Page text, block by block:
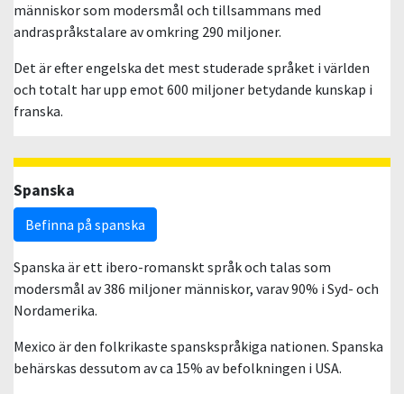
människor som modersmål och tillsammans med
andraspråkstalare av omkring 290 miljoner.
Det är efter engelska det mest studerade språket i världen
och totalt har upp emot 600 miljoner betydande kunskap i
franska.
Spanska
Befinna på spanska
Spanska är ett ibero-romanskt språk och talas som
modersmål av 386 miljoner människor, varav 90% i Syd- och
Nordamerika.
Mexico är den folkrikaste spanskspråkiga nationen. Spanska
behärskas dessutom av ca 15% av befolkningen i USA.